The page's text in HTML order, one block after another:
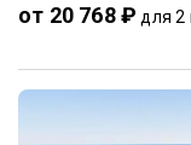
от 20 768 ₽ для 2